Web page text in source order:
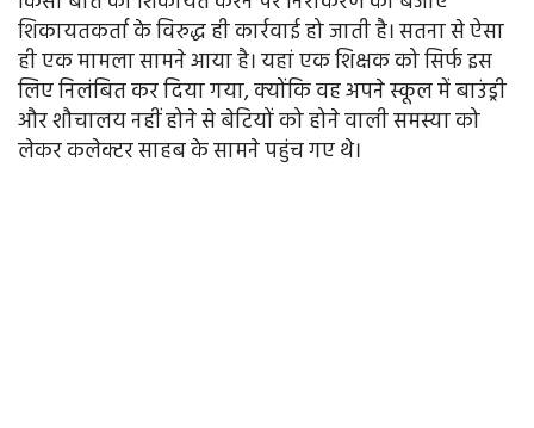
शिकायतकर्ता के विरुद्ध ही कार्रवाई हो जाती है। सतना से ऐसा
ही एक मामला सामने आया है। यहां एक शिक्षक को सिर्फ इस
लिए निलंबित कर दिया गया, क्योंकि वह अपने स्कूल में बाउंड्री
और शौचालय नहीं होने से बेटियों को होने वाली समस्या को
लेकर कलेक्टर साहब के सामने पहुंच गए थे।